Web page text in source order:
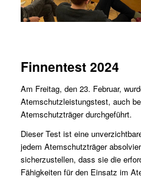
Finnentest 2024
Am Freitag, den 23. Februar,
Atemschutzleistungstest, auch
Atemschutzträger durchgeführt.
Dieser Test ist eine
jedem Atemschutzträger
sicherzustellen, dass sie die
Fähigkeiten für den Einsatz im